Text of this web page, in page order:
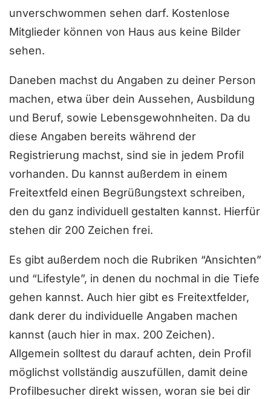
unverschwommen sehen darf. Kostenlose
Mitglieder können von Haus aus keine Bilder
sehen.
Daneben machst du Angaben zu deiner Person
machen, etwa über dein Aussehen, Ausbildung
und Beruf, sowie Lebensgewohnheiten. Da du
diese Angaben bereits während der
Registrierung machst, sind sie in jedem Profil
vorhanden. Du kannst außerdem in einem
Freitextfeld einen Begrüßungstext schreiben,
den du ganz individuell gestalten kannst. Hierfür
stehen dir 200 Zeichen frei.
Es gibt außerdem noch die Rubriken “Ansichten”
und “Lifestyle”, in denen du nochmal in die Tiefe
gehen kannst. Auch hier gibt es Freitextfelder,
dank derer du individuelle Angaben machen
kannst (auch hier in max. 200 Zeichen).
Allgemein solltest du darauf achten, dein Profil
möglichst vollständig auszufüllen, damit deine
Profilbesucher direkt wissen, woran sie bei dir